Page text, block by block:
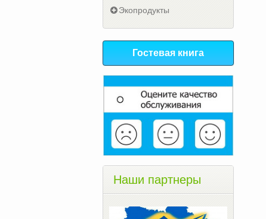
Экопродукты
Гостевая книга
Наши партнеры